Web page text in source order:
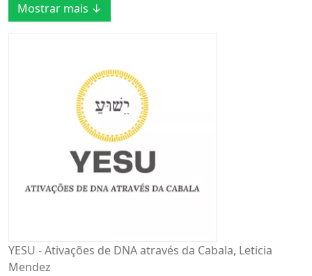
Mostrar mais ↓
YESU - Ativações de DNA através da Cabala, Leticia
Mendez